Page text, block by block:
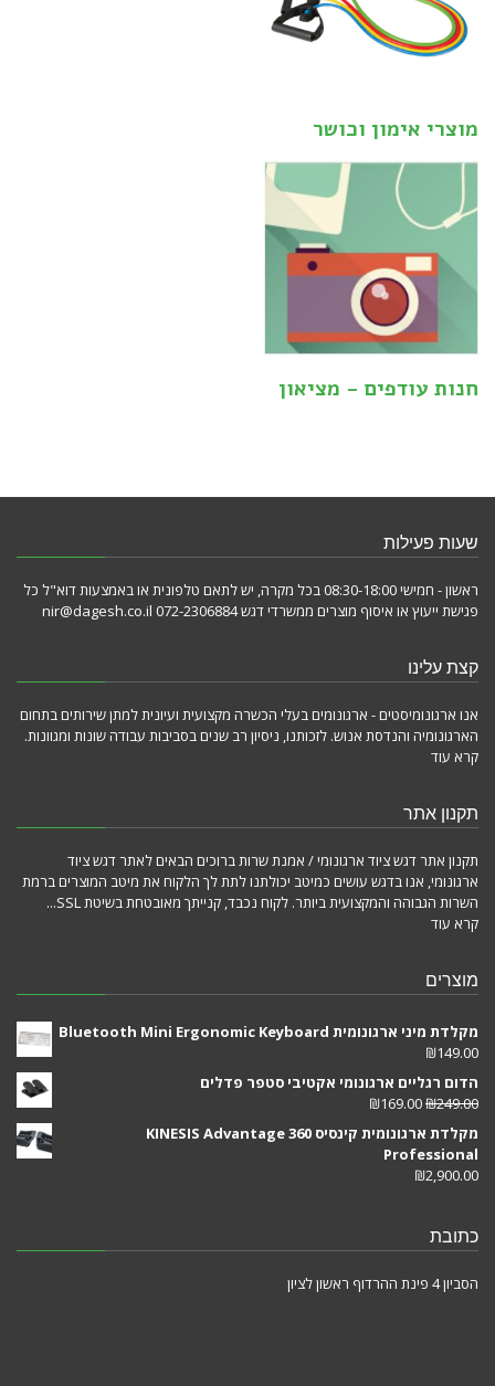
מוצרי אימון וכושר
חנות עודפים - מציאון
שעות פעילות
ראשון - חמישי 08:30-18:00 בכל מקרה, יש לתאם טלפונית או באמצעות דוא"ל כל
פגישת ייעוץ או איסוף מוצרים ממשרדי דגש 072-2306884 nir@dagesh.co.il
קצת עלינו
אנו ארגונומיסטים - ארגונומים בעלי הכשרה מקצועית ועיונית למתן שירותים בתחום
הארגונומיה והנדסת אנוש. לזכותנו, ניסיון רב שנים בסביבות עבודה שונות ומגוונות.
קרא עוד
תקנון אתר
תקנון אתר דגש ציוד ארגונומי / אמנת שרות ברוכים הבאים לאתר דגש ציוד
ארגונומי, אנו בדגש עושים כמיטב יכולתנו לתת לך הלקוח את מיטב המוצרים ברמת
השרות הגבוהה והמקצועית ביותר. לקוח נכבד, קנייתך מאובטחת בשיטת SSL...
קרא עוד
מוצרים
מקלדת מיני ארגונומית Bluetooth Mini Ergonomic Keyboard
₪149.00
הדום רגליים ארגונומי אקטיבי סטפר פדלים
₪249.00
₪169.00
מקלדת ארגונומית קינסיס KINESIS Advantage 360
Professional
₪2,900.00
כתובת
הסביון 4 פינת ההרדוף ראשון לציון